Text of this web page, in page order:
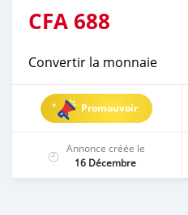
CFA 688
Convertir la monnaie
Promouvoir
Annonce créée le
16 Décembre